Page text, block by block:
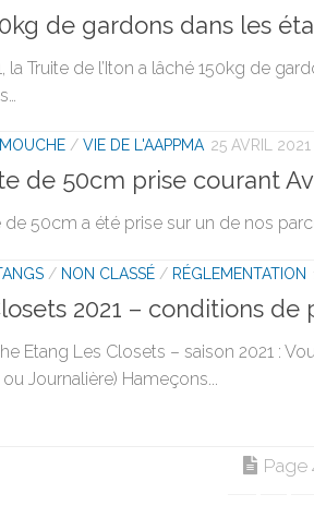
de gardons dans les
la Truite de l’Iton a lâché 150kg de
/ VIE DE L'AAPPMA 25 AVRIL 2021
de 50cm prise courant
50cm a été prise sur un de nos
/ NON CLASSÉ / RÉGLEMENTATION
2021 – conditions de
Etang Les Closets – saison 2021 :
Journalière) Hameçons...
Page